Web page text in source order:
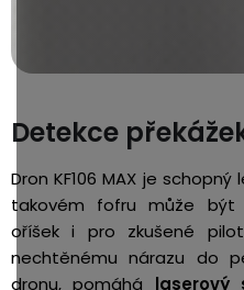
Detekce
Dron KF106 MAX je schopný
takovém fofru může být
oříšek i pro zkušené
nechtěnému nárazu do
dronu, pomáhá laserový